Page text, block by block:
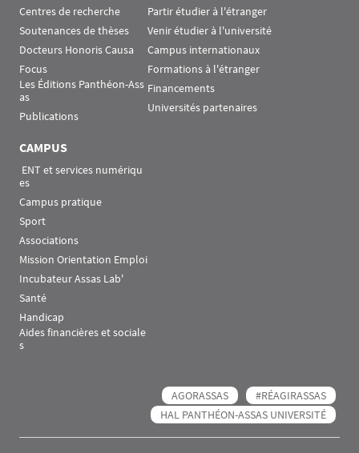
Centres de recherche
Soutenances de thèses
Docteurs Honoris Causa
Focus
Les Éditions Panthéon-Ass
as
Publications
Partir étudier à l'étranger
Venir étudier à l'université
Campus internationaux
Formations à l'étranger
Financements
Universités partenaires
CAMPUS
es
Campus pratique
Sport
Associations
Mission Orientation Emploi
Incubateur Assas Lab'
Santé
Handicap
Aides financières et sociale
s
AGORASSAS
#RÉAGIRASSAS
HAL PANTHÉON-ASSAS UNIVERSITÉ